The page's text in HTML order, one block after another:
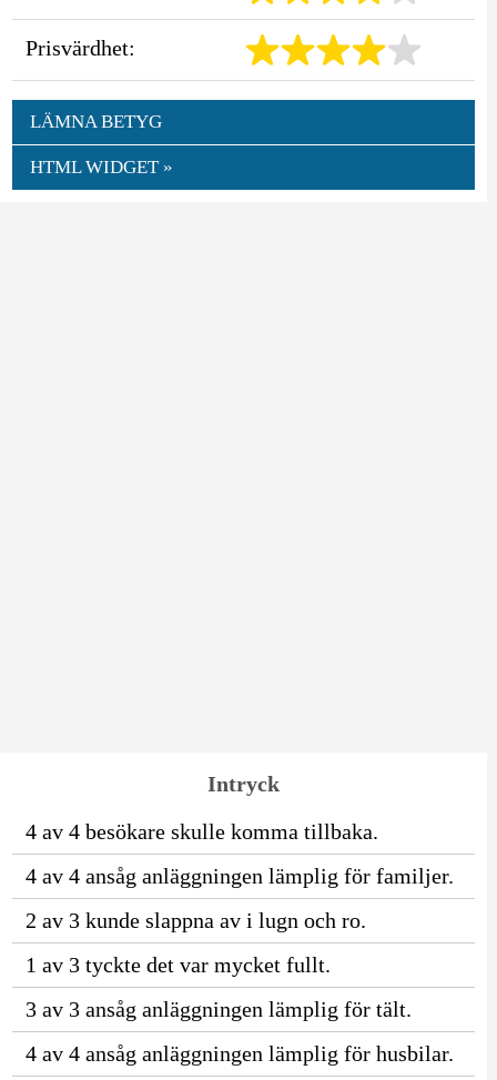
Prisvärdhet:
LÄMNA BETYG
HTML WIDGET »
Intryck
4 av 4 besökare skulle komma tillbaka.
4 av 4 ansåg anläggningen lämplig för familjer.
2 av 3 kunde slappna av i lugn och ro.
1 av 3 tyckte det var mycket fullt.
3 av 3 ansåg anläggningen lämplig för tält.
4 av 4 ansåg anläggningen lämplig för husbilar.